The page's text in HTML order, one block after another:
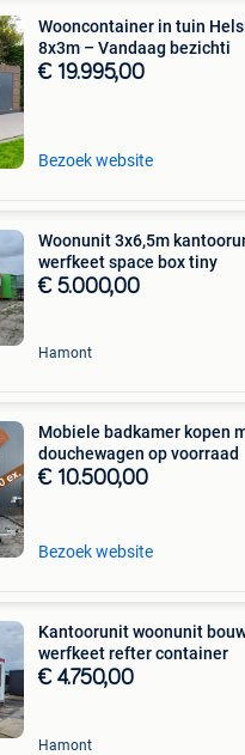
Wooncontainer in tuin
8x3m – Vandaag bezichti
€ 19.995,00
Bezoek website
Woonunit 3x6,5m
werfkeet space box tiny
€ 5.000,00
Hamont
Mobiele badkamer kopen
douchewagen op voorraad
€ 10.500,00
Bezoek website
Kantoorunit woonunit
werfkeet refter container
€ 4.750,00
Hamont